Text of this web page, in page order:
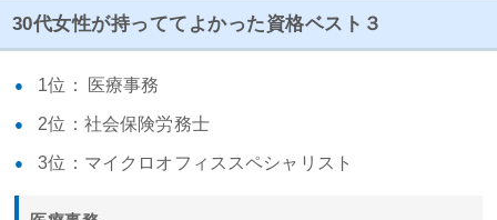
30代女性が持っててよかった資格ベスト３
1位： 医療事務
2位：社会保険労務士
3位：マイクロオフィススペシャリスト